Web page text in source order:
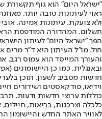
"ישראל היום" הוא גוף תקשורת
ראוי לעיתונות טובה יותר,
ולא צועקת. עיתונות אמינה,
הפך "ישראל היום" לעיתון
חול. מו"ל העיתון היא ד"ר מרים
והעורך המייסד הוא עמוס רגב.
חדשות מסביב לשעון, תוכן
וידיאו, פודקאסטים ושידורים
כוללות ערוצי חדשות ודעות,
לאוויר האתר החדש והיישומון